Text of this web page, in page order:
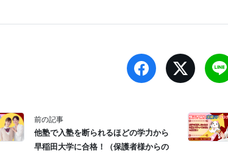
前の記事
他塾で入塾を断られるほどの学力から
早稲田大学に合格！（保護者様からの